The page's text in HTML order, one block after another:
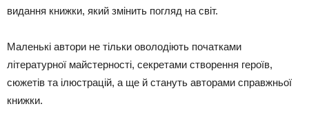
видання книжки, який змінить погляд на світ.
Маленькі автори не тільки оволодіють початками
літературної майстерності, секретами створення героїв,
сюжетів та ілюстрацій, а ще й стануть авторами справжньої
книжки.